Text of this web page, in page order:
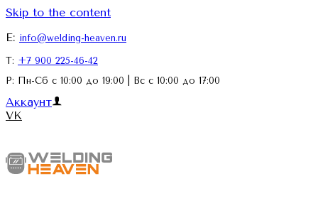
Skip to the content
E: info@welding-heaven.ru
Т: +7 900 225-46-42
Р: Пн-Сб с 10:00 до 19:00 | Вс с 10:00 до 17:00
Аккаунт
VK